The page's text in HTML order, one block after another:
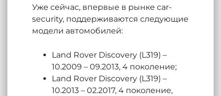
Уже сейчас, впервые в рынке car-
security, поддерживаются следующие
модели автомобилей:
Land Rover Discovery (L319) –
10.2009 – 09.2013, 4 поколение;
Land Rover Discovery (L319) –
10.2013 – 02.2017, 4 поколение,